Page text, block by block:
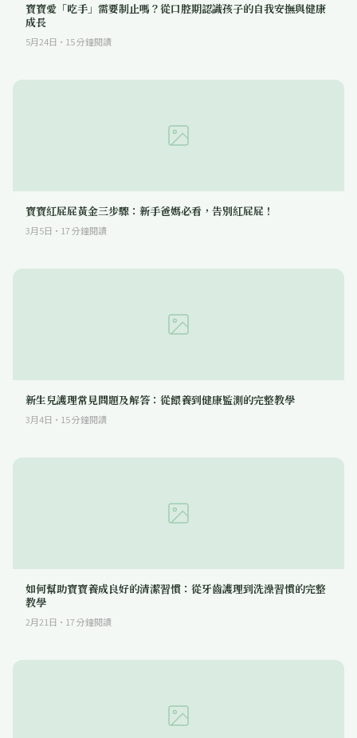
寶寶愛「吃手」需要制止嗎？從口腔期認識孩子的自我安撫與健康
成長
5月24日 · 15分鐘閱讀
寶寶紅屁屁黃金三步驟：新手爸媽必看，告別紅屁屁！
3月5日 · 17分鐘閱讀
新生兒護理常見問題及解答：從餵養到健康監測的完整教學
3月4日 · 15分鐘閱讀
如何幫助寶寶養成良好的清潔習慣：從牙齒護理到洗澡習慣的完整
教學
2月21日 · 17分鐘閱讀